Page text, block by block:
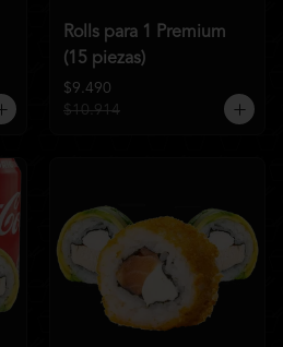
Rolls para 1 Premium
(15 piezas)
$9.490
$10.914